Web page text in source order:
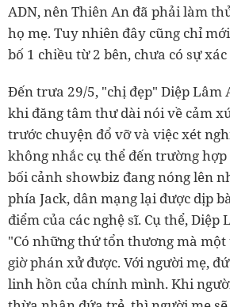
ADN, nên Thiên An đã phải làm
họ mẹ. Tuy nhiên đây cũng chỉ
bố 1 chiều từ 2 bên, chưa có sự
Đến trưa 29/5, "chị đẹp" Diệp Lâm
khi đăng tâm thư dài nói về cảm
trước chuyện đổ vỡ và việc xét
không nhắc cụ thể đến trường
bối cảnh showbiz đang nóng lên
phía Jack, dân mạng lại được dịp
điểm của các nghệ sĩ. Cụ thể, Diệp
"Có những thứ tổn thương mà một
giờ phán xử được. Với người mẹ,
linh hồn của chính mình. Khi